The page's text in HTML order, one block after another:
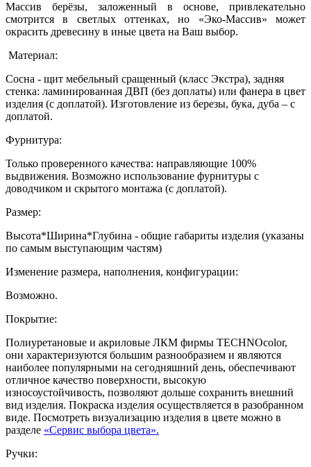
Массив берёзы, заложенный в основе, привлекательно
смотрится в светлых оттенках, но «Эко-Массив» может
окрасить древесину в иные цвета на Ваш выбор.
Материал:
Сосна - щит мебельный сращенный (класс Экстра), задняя
стенка: ламинированная ДВП (без доплаты) или фанера в цвет
изделия (с доплатой). Изготовление из березы, бука, дуба – с
доплатой.
Фурнитура:
Только проверенного качества: направляющие 100%
выдвижения. Возможно использование фурнитуры с
доводчиком и скрытого монтажа (с доплатой).
Размер:
Высота*Ширина*Глубина - общие габариты изделия (указаны
по самым выступающим частям)
Изменение размера, наполнения, конфигурации:
Возможно.
Покрытие:
Полиуретановые и акриловые ЛКМ фирмы TECHNOcolor,
они характеризуются большим разнообразием и являются
наиболее популярными на сегодняшний день, обеспечивают
отличное качество поверхности, высокую
износоустойчивость, позволяют дольше сохранить внешний
вид изделия. Покраска изделия осуществляется в разобранном
виде. Посмотреть визуализацию изделия в цвете можно в
разделе «Сервис выбора цвета».
Ручки: